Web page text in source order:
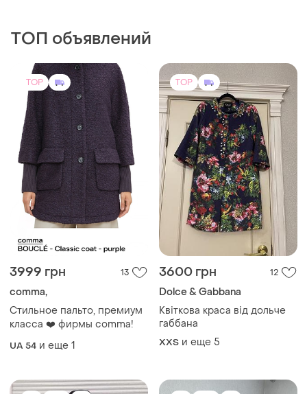
ТОП объявлений
TOP
3999 грн 13
comma,
Стильное пальто, премиум
класса ❤️ фирмы comma!
UA 54 и еще 1
TOP
3600 грн 12
Dolce & Gabbana
Квіткова краса від дольче
габбана
XХS и еще 5